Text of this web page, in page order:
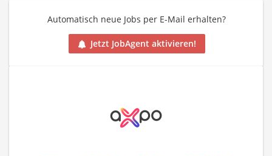
Automatisch neue Jobs per E-Mail erhalten?
Jetzt JobAgent aktivieren!